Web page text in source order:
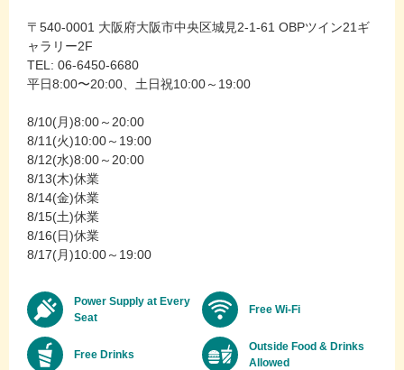
〒540-0001 大阪府大阪市中央区城見2-1-61 OBPツイン21ギ
ャラリー2F
TEL: 06-6450-6680
平日8:00〜20:00、土日祝10:00～19:00
8/10(月)8:00～20:00
8/11(火)10:00～19:00
8/12(水)8:00～20:00
8/13(木)休業
8/14(金)休業
8/15(土)休業
8/16(日)休業
8/17(月)10:00～19:00
Power Supply at Every
Seat
Free Wi-Fi
Free Drinks
Outside Food & Drinks
Allowed